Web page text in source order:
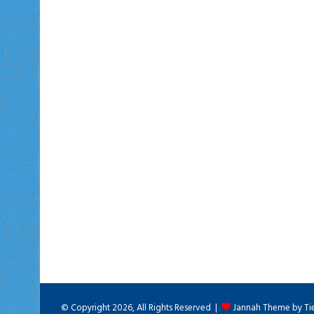
© Copyright 2026, All Rights Reserved | Jannah Theme by